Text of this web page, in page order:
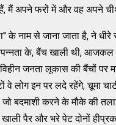
मैं अपने फरों में और वह अपने
नाम से जाना जाता है, ने
के, बैंच खाली थी, आजकल
जनता लूकास की बैंचों पर
वे लोग इन पर लदे रहेंगे, चूमा
बदमाशी करने के मौके की
खाली पैर और भरे पेट दोनों